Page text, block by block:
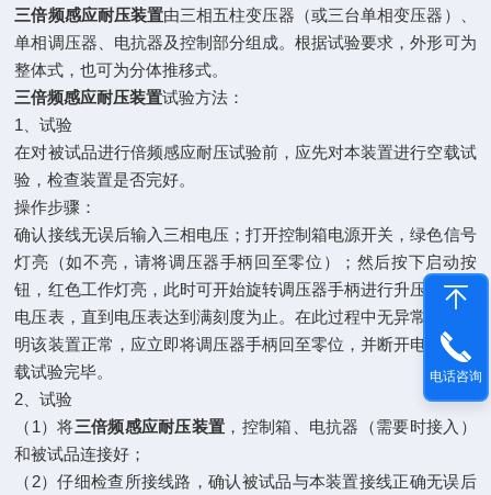
三倍频感应耐压装置由三相五柱变压器（或三台单相变压器）、
单相调压器、电抗器及控制部分组成。根据试验要求，外形可为
整体式，也可为分体推移式。
三倍频感应耐压装置试验方法：
1、试验
在对被试品进行倍频感应耐压试验前，应先对本装置进行空载试
验，检查装置是否完好。
操作步骤：
确认接线无误后输入三相电压；打开控制箱电源开关，绿色信号
灯亮（如不亮，请将调压器手柄回至零位）；然后按下启动按
钮，红色工作灯亮，此时可开始旋转调压器手柄进行升压，观察
电压表，直到电压表达到满刻度为止。在此过程中无异常情况说
明该装置正常，应立即将调压器手柄回至零位，并断开电源，空
载试验完毕。
2、试验
（1）将三倍频感应耐压装置 ，控制箱、电抗器（需要时接入）
和被试品连接好；
（2）仔细检查所接线路，确认被试品与本装置接线正确无误后
电话咨询